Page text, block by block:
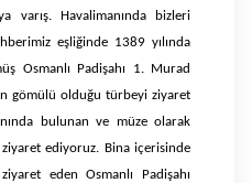
varış. Havalimanında bizleri
eşliğinde 1389 yılında
Osmanlı Padişahı 1. Murad
gömülü olduğu türbeyi ziyaret
bulunan ve müze olarak
ziyaret ediyoruz. Bina içerisinde
eden Osmanlı Padişahı